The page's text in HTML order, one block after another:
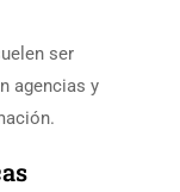
ser
agencias y